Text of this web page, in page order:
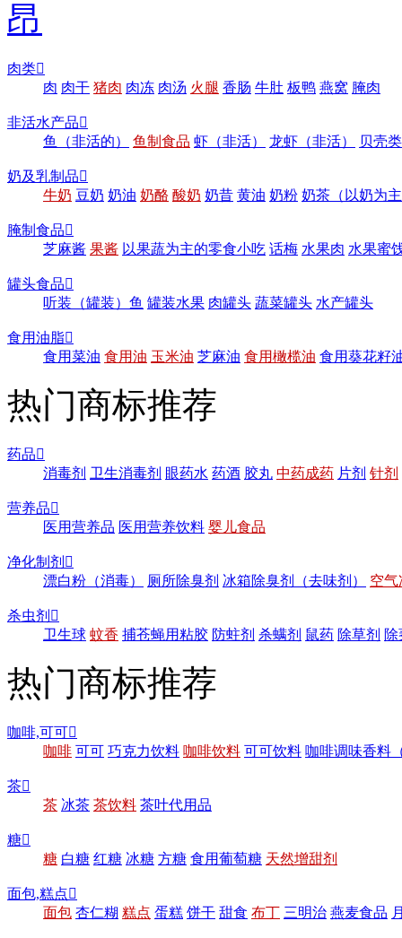
肉类
肉 肉干 猪肉 肉冻 肉汤 火腿 香肠 牛肚 板鸭 燕窝 腌肉
非活水产品
鱼（非活的）
鱼制食品 虾（非活） 龙虾（非活） 贝壳
奶及乳制品
牛奶 豆奶 奶油 奶酪 酸奶 奶昔 黄油 奶粉 奶茶（以奶为
腌制食品
芝麻酱 果酱 以果蔬为主的零食小吃 话梅 水果肉 水果蜜
罐头食品
听装（罐装）鱼 罐装水果 肉罐头 蔬菜罐头 水产罐头
食用油脂
食用菜油 食用油 玉米油 芝麻油 食用橄榄油 食用葵花籽
热门商标推荐
药品
消毒剂 卫生消毒剂 眼药水 药酒 胶丸 中药成药 片剂 针剂
营养品
医用营养品 医用营养饮料 婴儿食品
净化制剂 
漂白粉（消毒）
厕所除臭剂 冰箱除臭剂（去味剂） 空气
杀虫剂 
卫生球 蚊香 捕苍蝇用粘胶 防蛀剂 杀螨剂 鼠药 除草剂
热门商标推荐
咖啡,可可
咖啡 可可 巧克力饮料 咖啡饮料 可可饮料 咖啡调味香料
茶
茶 冰茶 茶饮料 茶叶代用品
糖
糖 白糖 红糖 冰糖 方糖 食用葡萄糖 天然增甜剂
面包,糕点
面包 杏仁糊 糕点 蛋糕 饼干 甜食 布丁 三明治 燕麦食品